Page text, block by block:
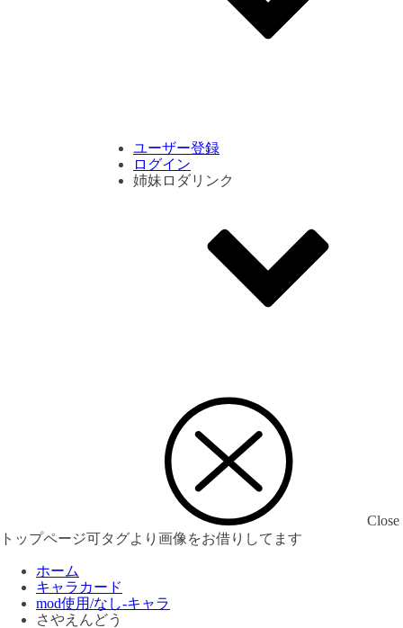
ユーザー登録
ログイン
姉妹ロダリンク
Close
トップページ可タグより画像をお借りしてます
ホーム
キャラカード
mod使用/なし-キャラ
さやえんどう